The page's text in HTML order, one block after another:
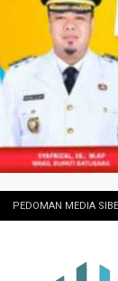
PEDOMAN MEDIA